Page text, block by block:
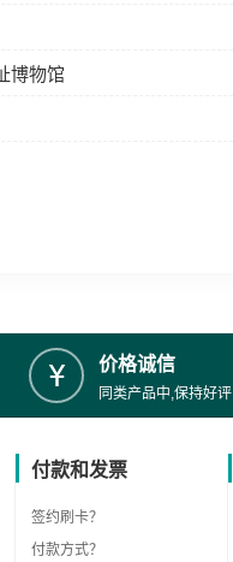
博物馆
价格诚信
同类产品中,保持好评
付款和发票
签约刷卡？
付款方式？